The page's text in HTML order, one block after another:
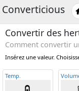
Converticious
Convertir des
Comment convertir
Insérez une valeur.
Temp